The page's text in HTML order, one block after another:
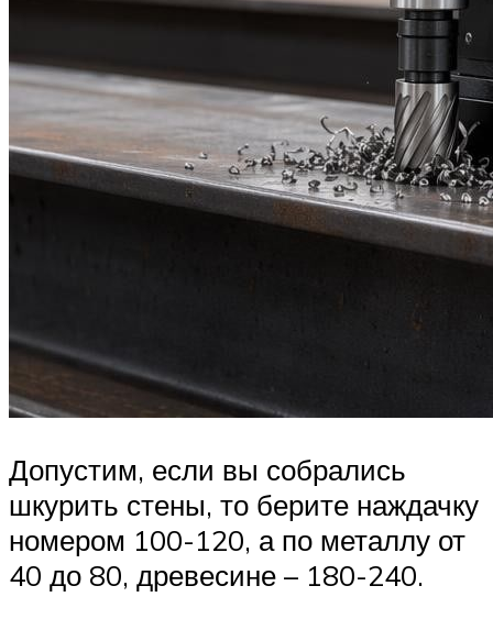
Допустим, если вы собрались
шкурить стены, то берите наждачку
номером 100-120, а по металлу от
40 до 80, древесине – 180-240.